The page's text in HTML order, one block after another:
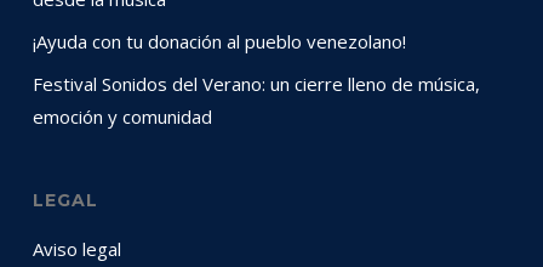
¡Ayuda con tu donación al pueblo venezolano!
Festival Sonidos del Verano: un cierre lleno de música,
emoción y comunidad
LEGAL
Aviso legal